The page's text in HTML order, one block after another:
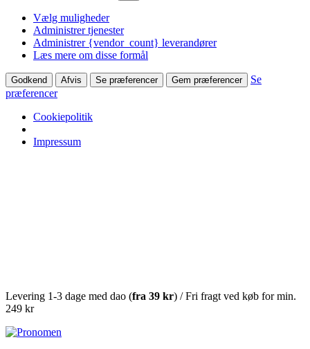
Vælg muligheder
Administrer tjenester
Administrer {vendor_count} leverandører
Læs mere om disse formål
Godkend Afvis Se præferencer Gem præferencer
Se
præferencer
Cookiepolitik
Impressum
Levering 1-3 dage med dao (fra 39 kr) / Fri fragt ved køb for min.
249 kr